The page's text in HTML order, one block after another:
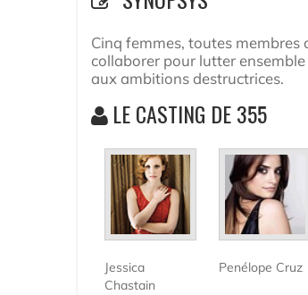
Cinq femmes, toutes
collaborer pour lutter
aux ambitions destructrices.
LE CASTING DE 355
Jessica
Chastain
Penélope Cruz